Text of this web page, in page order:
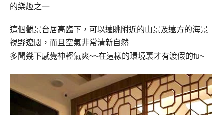
的樂趣之一
這個觀景台居高臨下，可以遠眺附近的山景及遠方的海景
視野遼闊，而且空氣非常清新自然
多聞幾下感覺神輕氣爽~~在這樣的環境裏才有渡假的fu~